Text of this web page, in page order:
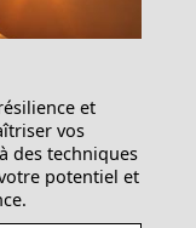
et
vos
des techniques
potentiel et